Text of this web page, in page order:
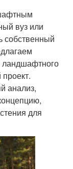
вуз или
собственный
ландшафтного
анализ,
для